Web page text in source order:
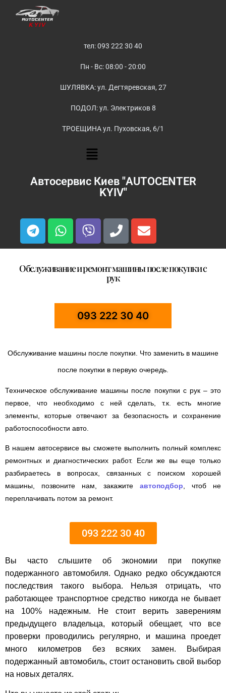
тел: 093 222 30 40
Пн - Вс: 08:00 - 20:00
ШУЛЯВКА: ул. Дегтяревская, 27
ПОДОЛ: ул. Электриков 8
ТРОЕЩИНА ул. Пуховская, 6/1
Автосервис Киев "AUTOCENTER
KYIV"
Обслуживание и ремонт машины после покупки с
рук
093 222 30 40
Обслуживание машины после покупки. Что заменить в машине
после покупки в первую очередь.
Техническое обслуживание машины после покупки с рук – это
первое, что необходимо с ней сделать, т.к. есть многие
элементы, которые отвечают за безопасность и сохранение
работоспособности авто.
В нашем автосервисе вы сможете выполнить полный комплекс
ремонтных и диагностических работ. Если же вы еще только
разбираетесь в вопросах, связанных с поиском хорошей
машины, позвоните нам, закажите автоподбор, чтоб не
переплачивать потом за ремонт.
093 222 30 40
Вы часто слышите об экономии при покупке
подержанного автомобиля. Однако редко обсуждаются
последствия такого выбора. Нельзя отрицать, что
работающее транспортное средство никогда не бывает
на 100% надежным. Не стоит верить заверениям
предыдущего владельца, который обещает, что все
проверки проводились регулярно, и машина проедет
много километров без всяких замен. Выбирая
подержанный автомобиль, стоит остановить свой выбор
на новых деталях.